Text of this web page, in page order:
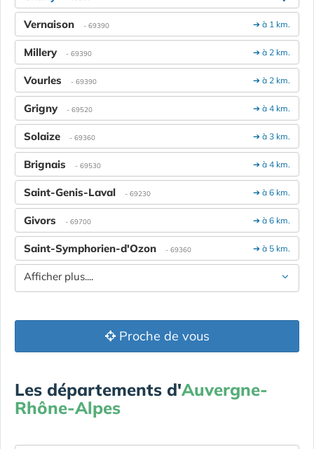
➔ à 1 km.
Vernaison - 69390
➔ à 2 km.
Millery - 69390
➔ à 2 km.
Vourles - 69390
➔ à 4 km.
Grigny - 69520
➔ à 3 km.
Solaize - 69360
➔ à 4 km.
Brignais - 69530
➔ à 6 km.
Saint-Genis-Laval - 69230
➔ à 6 km.
Givors - 69700
➔ à 5 km.
Saint-Symphorien-d'Ozon - 69360
Afficher plus....
Proche de vous
Les départements d'Auvergne-
Rhône-Alpes